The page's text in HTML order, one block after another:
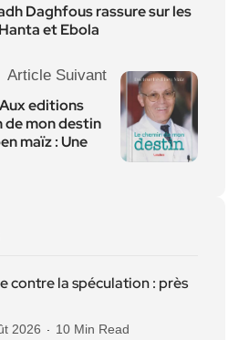
Daghfous rassure sur les
et Ebola
Article Suivant
editions
de mon destin
maïz : Une
contre la spéculation : près
2026 10 Min Read